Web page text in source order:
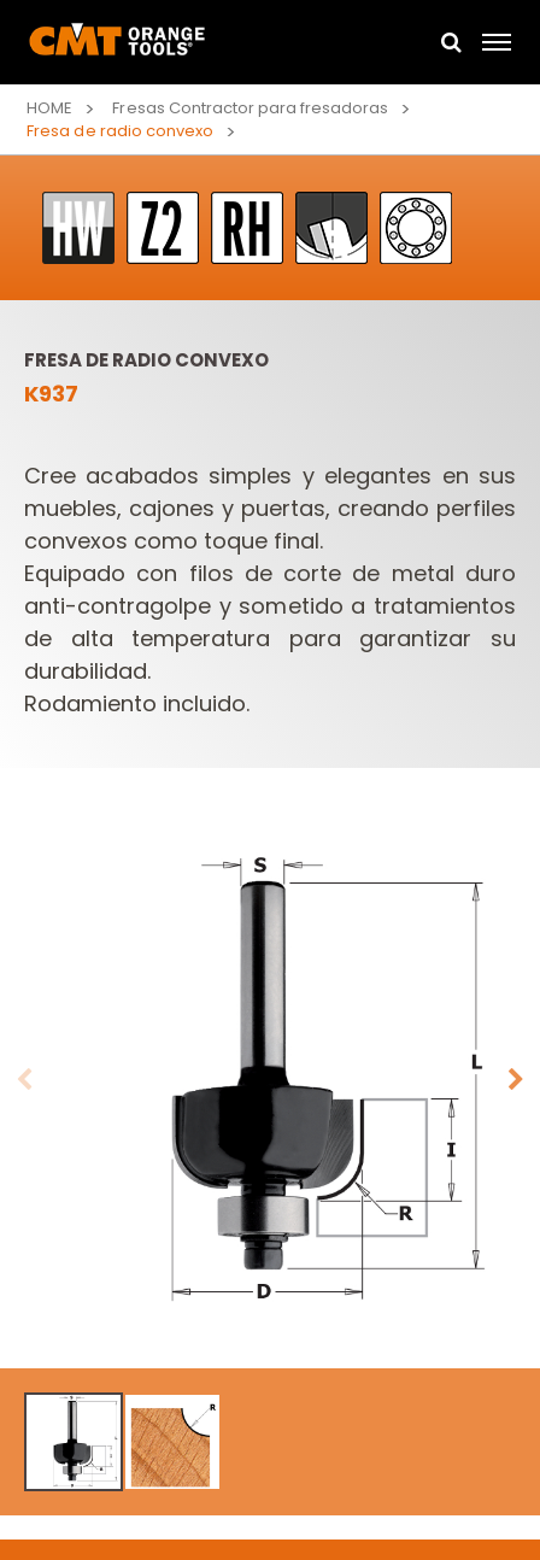
HOME
Fresas Contractor para fresadoras
Fresa de radio convexo
FRESA DE RADIO CONVEXO
K937
Cree acabados simples y elegantes en sus
muebles, cajones y puertas, creando perfiles
convexos como toque final.
Equipado con filos de corte de metal duro
anti-contragolpe y sometido a tratamientos
de alta temperatura para garantizar su
durabilidad.
Rodamiento incluido.